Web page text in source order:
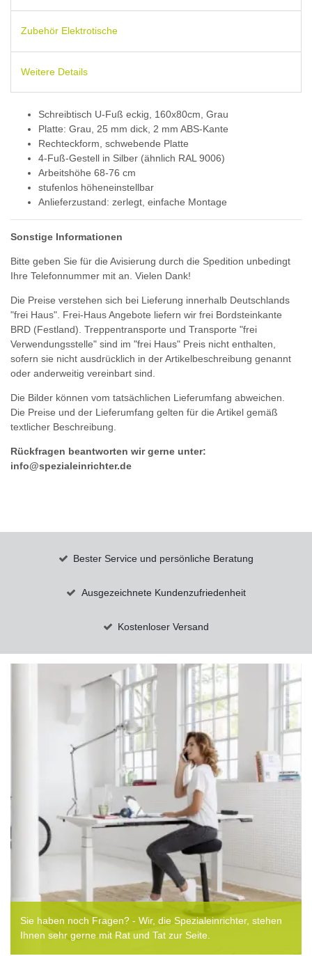
Zubehör Elektrotische
Weitere Details
Schreibtisch U-Fuß eckig, 160x80cm, Grau
Platte: Grau, 25 mm dick, 2 mm ABS-Kante
Rechteckform, schwebende Platte
4-Fuß-Gestell in Silber (ähnlich RAL 9006)
Arbeitshöhe 68-76 cm
stufenlos höheneinstellbar
Anlieferzustand: zerlegt, einfache Montage
Sonstige Informationen
Bitte geben Sie für die Avisierung durch die Spedition unbedingt
Ihre Telefonnummer mit an. Vielen Dank!
Die Preise verstehen sich bei Lieferung innerhalb Deutschlands
"frei Haus". Frei-Haus Angebote liefern wir frei Bordsteinkante
BRD (Festland). Treppentransporte und Transporte "frei
Verwendungsstelle" sind im "frei Haus" Preis nicht enthalten,
sofern sie nicht ausdrücklich in der Artikelbeschreibung genannt
oder anderweitig vereinbart sind.
Die Bilder können vom tatsächlichen Lieferumfang abweichen.
Die Preise und der Lieferumfang gelten für die Artikel gemäß
textlicher Beschreibung.
Rückfragen beantworten wir gerne unter:
info@spezialeinrichter.de
Bester Service und persönliche Beratung
Ausgezeichnete Kundenzufriedenheit
Kostenloser Versand
Sie haben noch Fragen? - Wir, die Spezialeinrichter, stehen
Ihnen sehr gerne mit Rat und Tat zur Seite.